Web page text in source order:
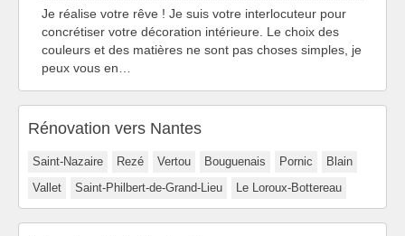
Je réalise votre rêve ! Je suis votre interlocuteur pour
concrétiser votre décoration intérieure. Le choix des
couleurs et des matières ne sont pas choses simples, je
peux vous en…
Rénovation vers Nantes
Saint-Nazaire Rezé Vertou Bouguenais Pornic
Blain
Vallet
Saint-Philbert-de-Grand-Lieu Le Loroux-Bottereau